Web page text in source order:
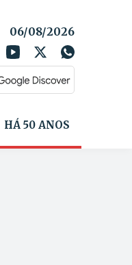
06/08/2026
HÁ 50 ANOS